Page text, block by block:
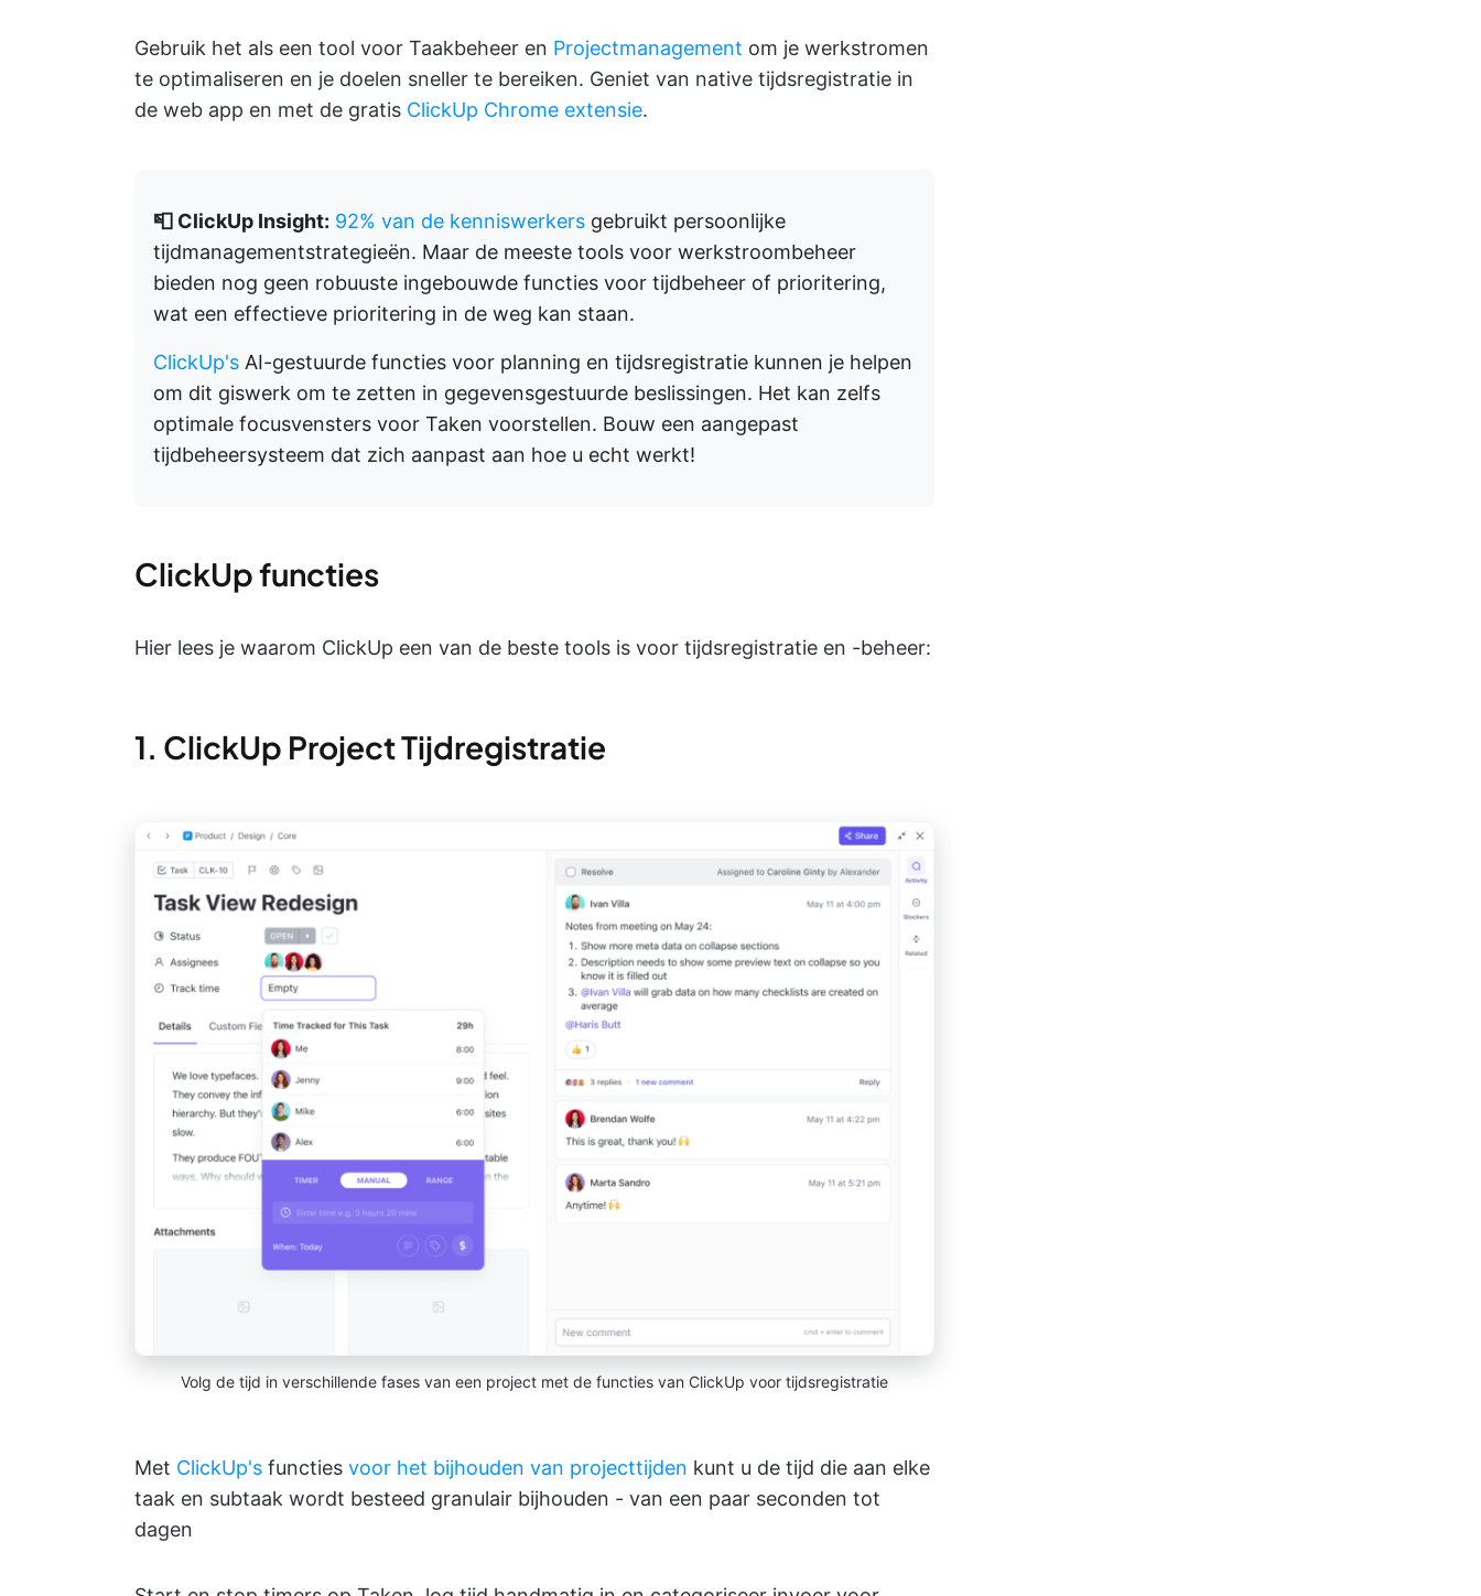
Gebruik het als een tool voor Taakbeheer en Projectmanagement om je werkstromen
te optimaliseren en je doelen sneller te bereiken. Geniet van native tijdsregistratie in
de web app en met de gratis ClickUp Chrome extensie.
📮 ClickUp Insight: 92% van de kenniswerkers gebruikt persoonlijke
tijdmanagementstrategieën. Maar de meeste tools voor werkstroombeheer
bieden nog geen robuuste ingebouwde functies voor tijdbeheer of prioritering,
wat een effectieve prioritering in de weg kan staan.
ClickUp's AI-gestuurde functies voor planning en tijdsregistratie kunnen je helpen
om dit giswerk om te zetten in gegevensgestuurde beslissingen. Het kan zelfs
optimale focusvensters voor Taken voorstellen. Bouw een aangepast
tijdbeheersysteem dat zich aanpast aan hoe u echt werkt!
ClickUp functies
Hier lees je waarom ClickUp een van de beste tools is voor tijdsregistratie en -beheer:
1. ClickUp Project Tijdregistratie
Volg de tijd in verschillende fases van een project met de functies van ClickUp voor tijdsregistratie
Met ClickUp's functies voor het bijhouden van projecttijden kunt u de tijd die aan elke
taak en subtaak wordt besteed granulair bijhouden - van een paar seconden tot
dagen